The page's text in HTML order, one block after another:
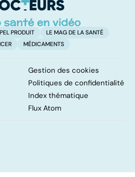
PRODUIT
LE MAG DE LA SANTÉ
MÉDICAMENTS
Gestion des cookies
Politiques de confidentialité
Index thématique
Flux Atom